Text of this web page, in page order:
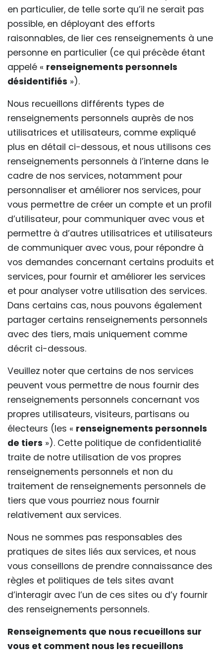
en particulier, de telle sorte qu’il ne serait pas
possible, en déployant des efforts
raisonnables, de lier ces renseignements à une
personne en particulier (ce qui précède étant
appelé « renseignements personnels
désidentifiés »).
Nous recueillons différents types de
renseignements personnels auprès de nos
utilisatrices et utilisateurs, comme expliqué
plus en détail ci-dessous, et nous utilisons ces
renseignements personnels à l’interne dans le
cadre de nos services, notamment pour
personnaliser et améliorer nos services, pour
vous permettre de créer un compte et un profil
d’utilisateur, pour communiquer avec vous et
permettre à d’autres utilisatrices et utilisateurs
de communiquer avec vous, pour répondre à
vos demandes concernant certains produits et
services, pour fournir et améliorer les services
et pour analyser votre utilisation des services.
Dans certains cas, nous pouvons également
partager certains renseignements personnels
avec des tiers, mais uniquement comme
décrit ci-dessous.
Veuillez noter que certains de nos services
peuvent vous permettre de nous fournir des
renseignements personnels concernant vos
propres utilisateurs, visiteurs, partisans ou
électeurs (les « renseignements personnels
de tiers »). Cette politique de confidentialité
traite de notre utilisation de vos propres
renseignements personnels et non du
traitement de renseignements personnels de
tiers que vous pourriez nous fournir
relativement aux services.
Nous ne sommes pas responsables des
pratiques de sites liés aux services, et nous
vous conseillons de prendre connaissance des
règles et politiques de tels sites avant
d’interagir avec l’un de ces sites ou d’y fournir
des renseignements personnels.
Renseignements que nous recueillons sur
vous et comment nous les recueillons